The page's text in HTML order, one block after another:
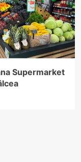
Supermarket